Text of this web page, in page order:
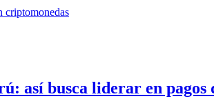
así busca liderar en pagos